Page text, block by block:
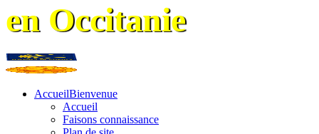
en Occitanie
AccueilBienvenue
Accueil
Faisons connaissance